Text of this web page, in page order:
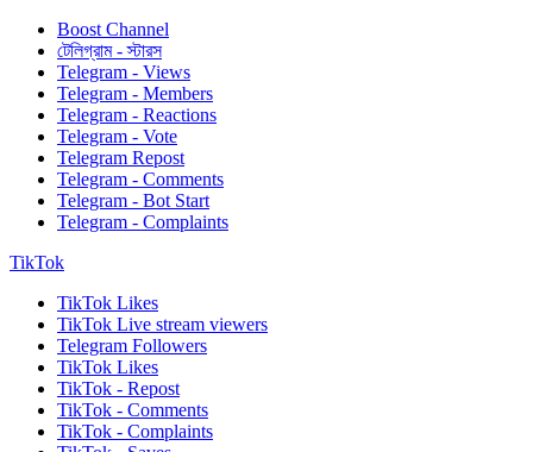
Boost Channel
টেলিগ্রাম - স্টারস
Telegram - Views
Telegram - Members
Telegram - Reactions
Telegram - Vote
Telegram Repost
Telegram - Comments
Telegram - Bot Start
Telegram - Complaints
TikTok
TikTok Likes
TikTok Live stream viewers
Telegram Followers
TikTok Likes
TikTok - Repost
TikTok - Comments
TikTok - Complaints